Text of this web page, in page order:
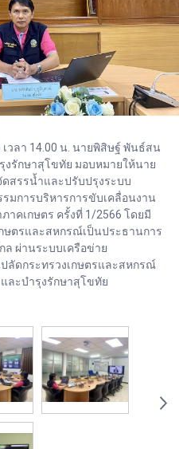
วลา 14.00 น. นายพิสิษฐ์ พันธ์สน
งรักษาสุโขทัย มอบหมายให้นาย
สรรน้ำและปรับปรุงระบบ
มการบริหารการขับเคลื่อนงาน
คเกษตร ครั้งที่ 1/2566 โดยมี
ษตรและสหกรณ์เป็นประธานการ
ผ่านระบบเครือข่าย
ลัดกระทรวงเกษตรและสหกรณ์
ละบำรุงรักษาสุโขทัย